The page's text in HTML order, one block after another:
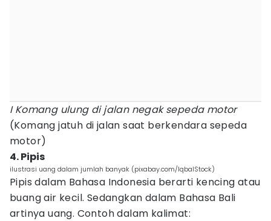
I Komang ulung di jalan negak sepeda motor
(Komang jatuh di jalan saat berkendara sepeda
motor)
4. Pipis
ilustrasi uang dalam jumlah banyak (pixabay.com/IqbalStock)
Pipis dalam Bahasa Indonesia berarti kencing atau
buang air kecil. Sedangkan dalam Bahasa Bali
artinya uang. Contoh dalam kalimat: